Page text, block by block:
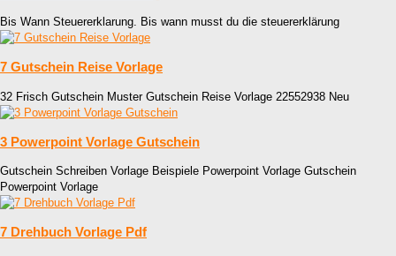
Bis Wann Steuererklarung. Bis wann musst du die steuererklärung
7 Gutschein Reise Vorlage
32 Frisch Gutschein Muster Gutschein Reise Vorlage 22552938 Neu
3 Powerpoint Vorlage Gutschein
Gutschein Schreiben Vorlage Beispiele Powerpoint Vorlage Gutschein
Powerpoint Vorlage
7 Drehbuch Vorlage Pdf